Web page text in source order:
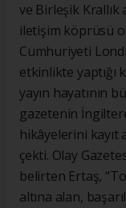
ve Birleşik Krallık
iletişim köprüsü
Cumhuriyeti
etkinlikte yaptığı
yayın hayatının
gazetenin
hikâyelerini kayıt
çekti. Olay
belirten Ertaş,
altına alan,